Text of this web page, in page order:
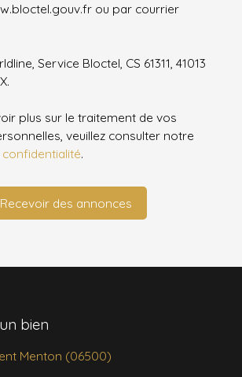
ou par courrier
Service Bloctel, CS 61311, 41013
plus sur le traitement de vos
veuillez consulter notre
.
Recevoir des annonces
bien
Menton (06500)